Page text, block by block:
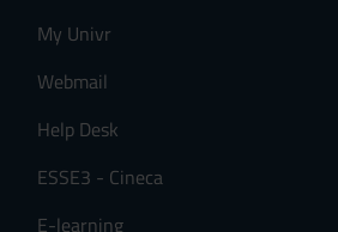
My Univr
Webmail
Help Desk
ESSE3 - Cineca
E-learning